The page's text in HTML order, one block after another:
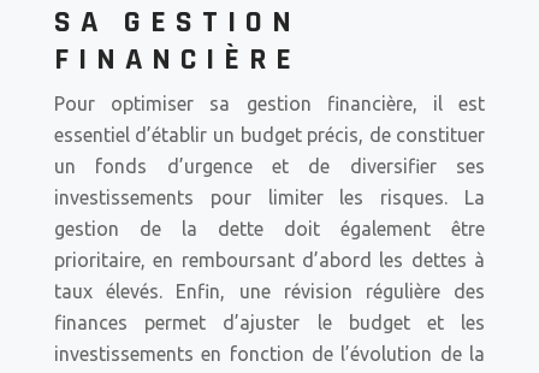
SA GESTION
FINANCIÈRE
Pour optimiser sa gestion financière, il est
essentiel d’établir un budget précis, de constituer
un fonds d’urgence et de diversifier ses
investissements pour limiter les risques. La
gestion de la dette doit également être
prioritaire, en remboursant d’abord les dettes à
taux élevés. Enfin, une révision régulière des
finances permet d’ajuster le budget et les
investissements en fonction de l’évolution de la